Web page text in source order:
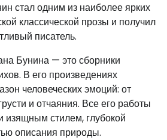
стал одним из наиболее ярких
классической прозы и получил
писатель.
Бунина — это сборники
В его произведениях
человеческих эмоций: от
и отчаяния. Все его работы
изящным стилем, глубокой
описания природы.